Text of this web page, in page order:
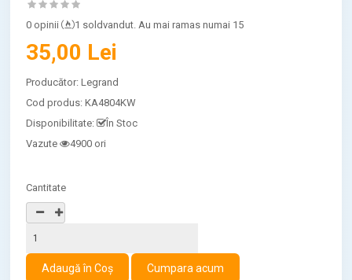
0 opinii 1 soldvandut. Au mai ramas numai 15
35,00 Lei
Producător:Legrand
Cod produs:KA4804KW
Disponibilitate:
În Stoc
Vazute
4900 ori
Cantitate